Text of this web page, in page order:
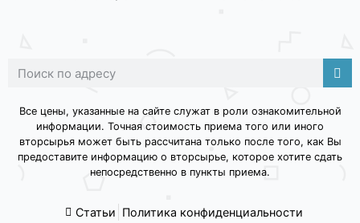
Все цены, указанные на сайте служат в роли ознакомительной
информации. Точная стоимость приема того или иного
вторсырья может быть рассчитана только после того, как Вы
предоставите информацию о вторсырье, которое хотите сдать
непосредственно в пункты приема.
Статьи Политика конфиденциальности